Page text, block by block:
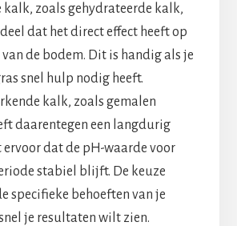
kalk, zoals gehydrateerde kalk,
dat het direct effect heeft op
de bodem. Dit is handig als je
snel hulp nodig heeft.
kalk, zoals gemalen
daarentegen een langdurig
ervoor dat de pH-waarde voor
stabiel blijft. De keuze
specifieke behoeften van je
je resultaten wilt zien.